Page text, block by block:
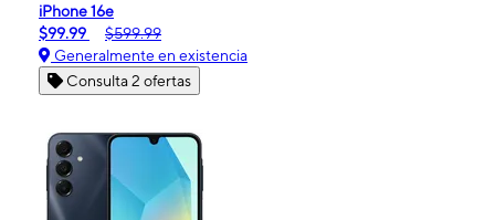
iPhone 16e
$99.99
$599.99
Generalmente en existencia
Consulta 2 ofertas